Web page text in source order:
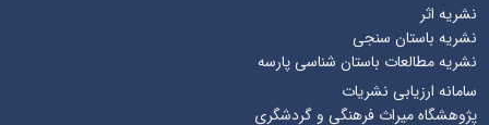
نشریه اثر
نشریه باستان سنجی
نشریه مطالعات باستان شناسی پارسه
سامانه ارزیابی نشریات
پژوهشگاه میراث فرهنگی و گردشگری